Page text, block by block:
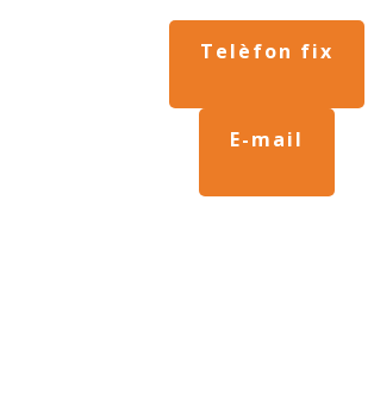
Telèfon fix
E-mail